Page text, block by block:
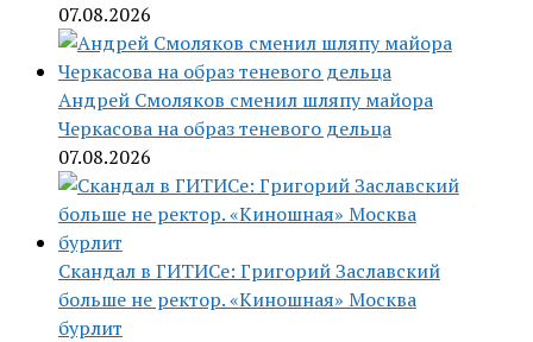
07.08.2026
Андрей Смоляков сменил шляпу майора
Черкасова на образ теневого дельца
07.08.2026
Скандал в ГИТИСе: Григорий Заславский
больше не ректор. «Киношная» Москва
бурлит